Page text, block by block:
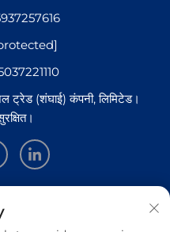
ट्रेड (शंघाई) कंपनी, लिमिटेड।